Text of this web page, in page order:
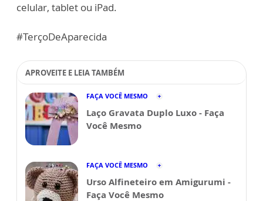
celular, tablet ou iPad.
#TerçoDeAparecida
APROVEITE E LEIA TAMBÉM
FAÇA VOCÊ MESMO
Laço Gravata Duplo Luxo - Faça
Você Mesmo
FAÇA VOCÊ MESMO
Urso Alfineteiro em Amigurumi -
Faça Você Mesmo